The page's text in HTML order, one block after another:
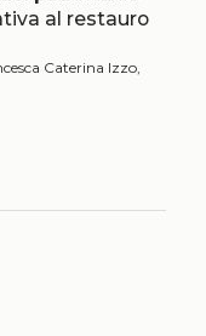
al restauro
Caterina Izzo,